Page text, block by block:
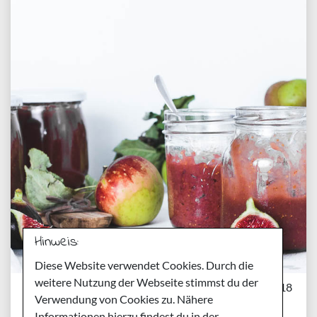
Montag, 10. September 2018
Hinweis:
Diese Website verwendet Cookies. Durch die
weitere Nutzung der Webseite stimmst du der
Verwendung von Cookies zu. Nähere